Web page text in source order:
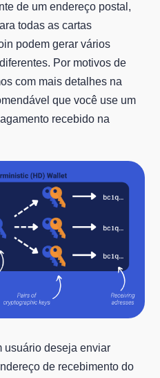
de um endereço postal,
todas as cartas
podem gerar vários
Por motivos de
com mais detalhes na
que você use um
recebido na
usuário deseja enviar
de recebimento do